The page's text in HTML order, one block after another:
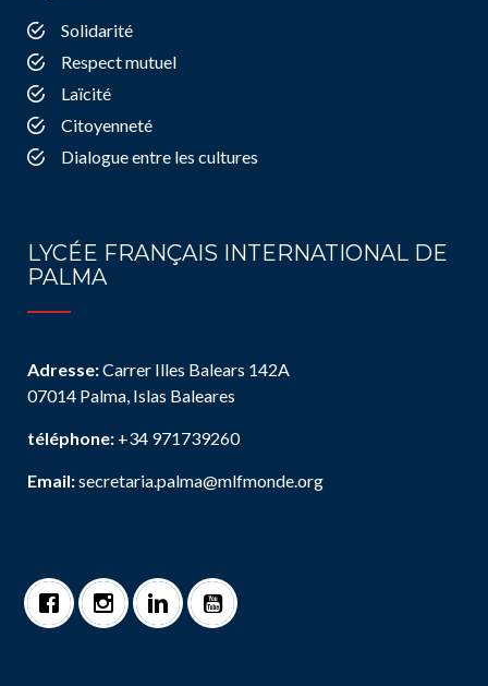
Solidarité
Respect mutuel
Laïcité
Citoyenneté
Dialogue entre les cultures
LYCÉE FRANÇAIS INTERNATIONAL DE
PALMA
Adresse:Carrer Illes Balears 142A
07014 Palma, Islas Baleares
téléphone: +34 971739260
Email:secretaria.palma@mlfmonde.org